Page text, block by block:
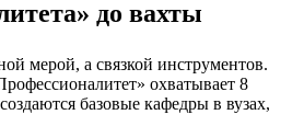
до вахты
мерой, а связкой инструментов.
охватывает 8
базовые кафедры в вузах,